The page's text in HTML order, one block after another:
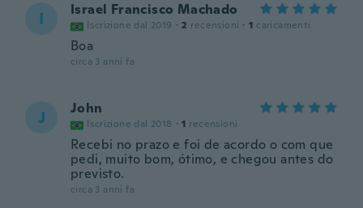
I Israel Francisco Machado
Iscrizione dal 2019 · 2 recensioni · 1 caricamenti
Boa
circa 3 anni fa
J John
Iscrizione dal 2018 · 1 recensioni
Recebi no prazo e foi de acordo o com que
pedi, muito bom, ótimo, e chegou antes do
previsto.
circa 3 anni fa